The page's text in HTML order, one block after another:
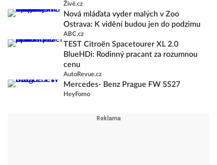
Živě.cz
Nová mláďata vyder malých v Zoo
Ostrava: K vidění budou jen do podzimu
ABC.cz
TEST Citroën Spacetourer XL 2.0
BlueHDi: Rodinný pracant za rozumnou
cenu
AutoRevue.cz
Mercedes- Benz Prague FW SS27
HeyFomo